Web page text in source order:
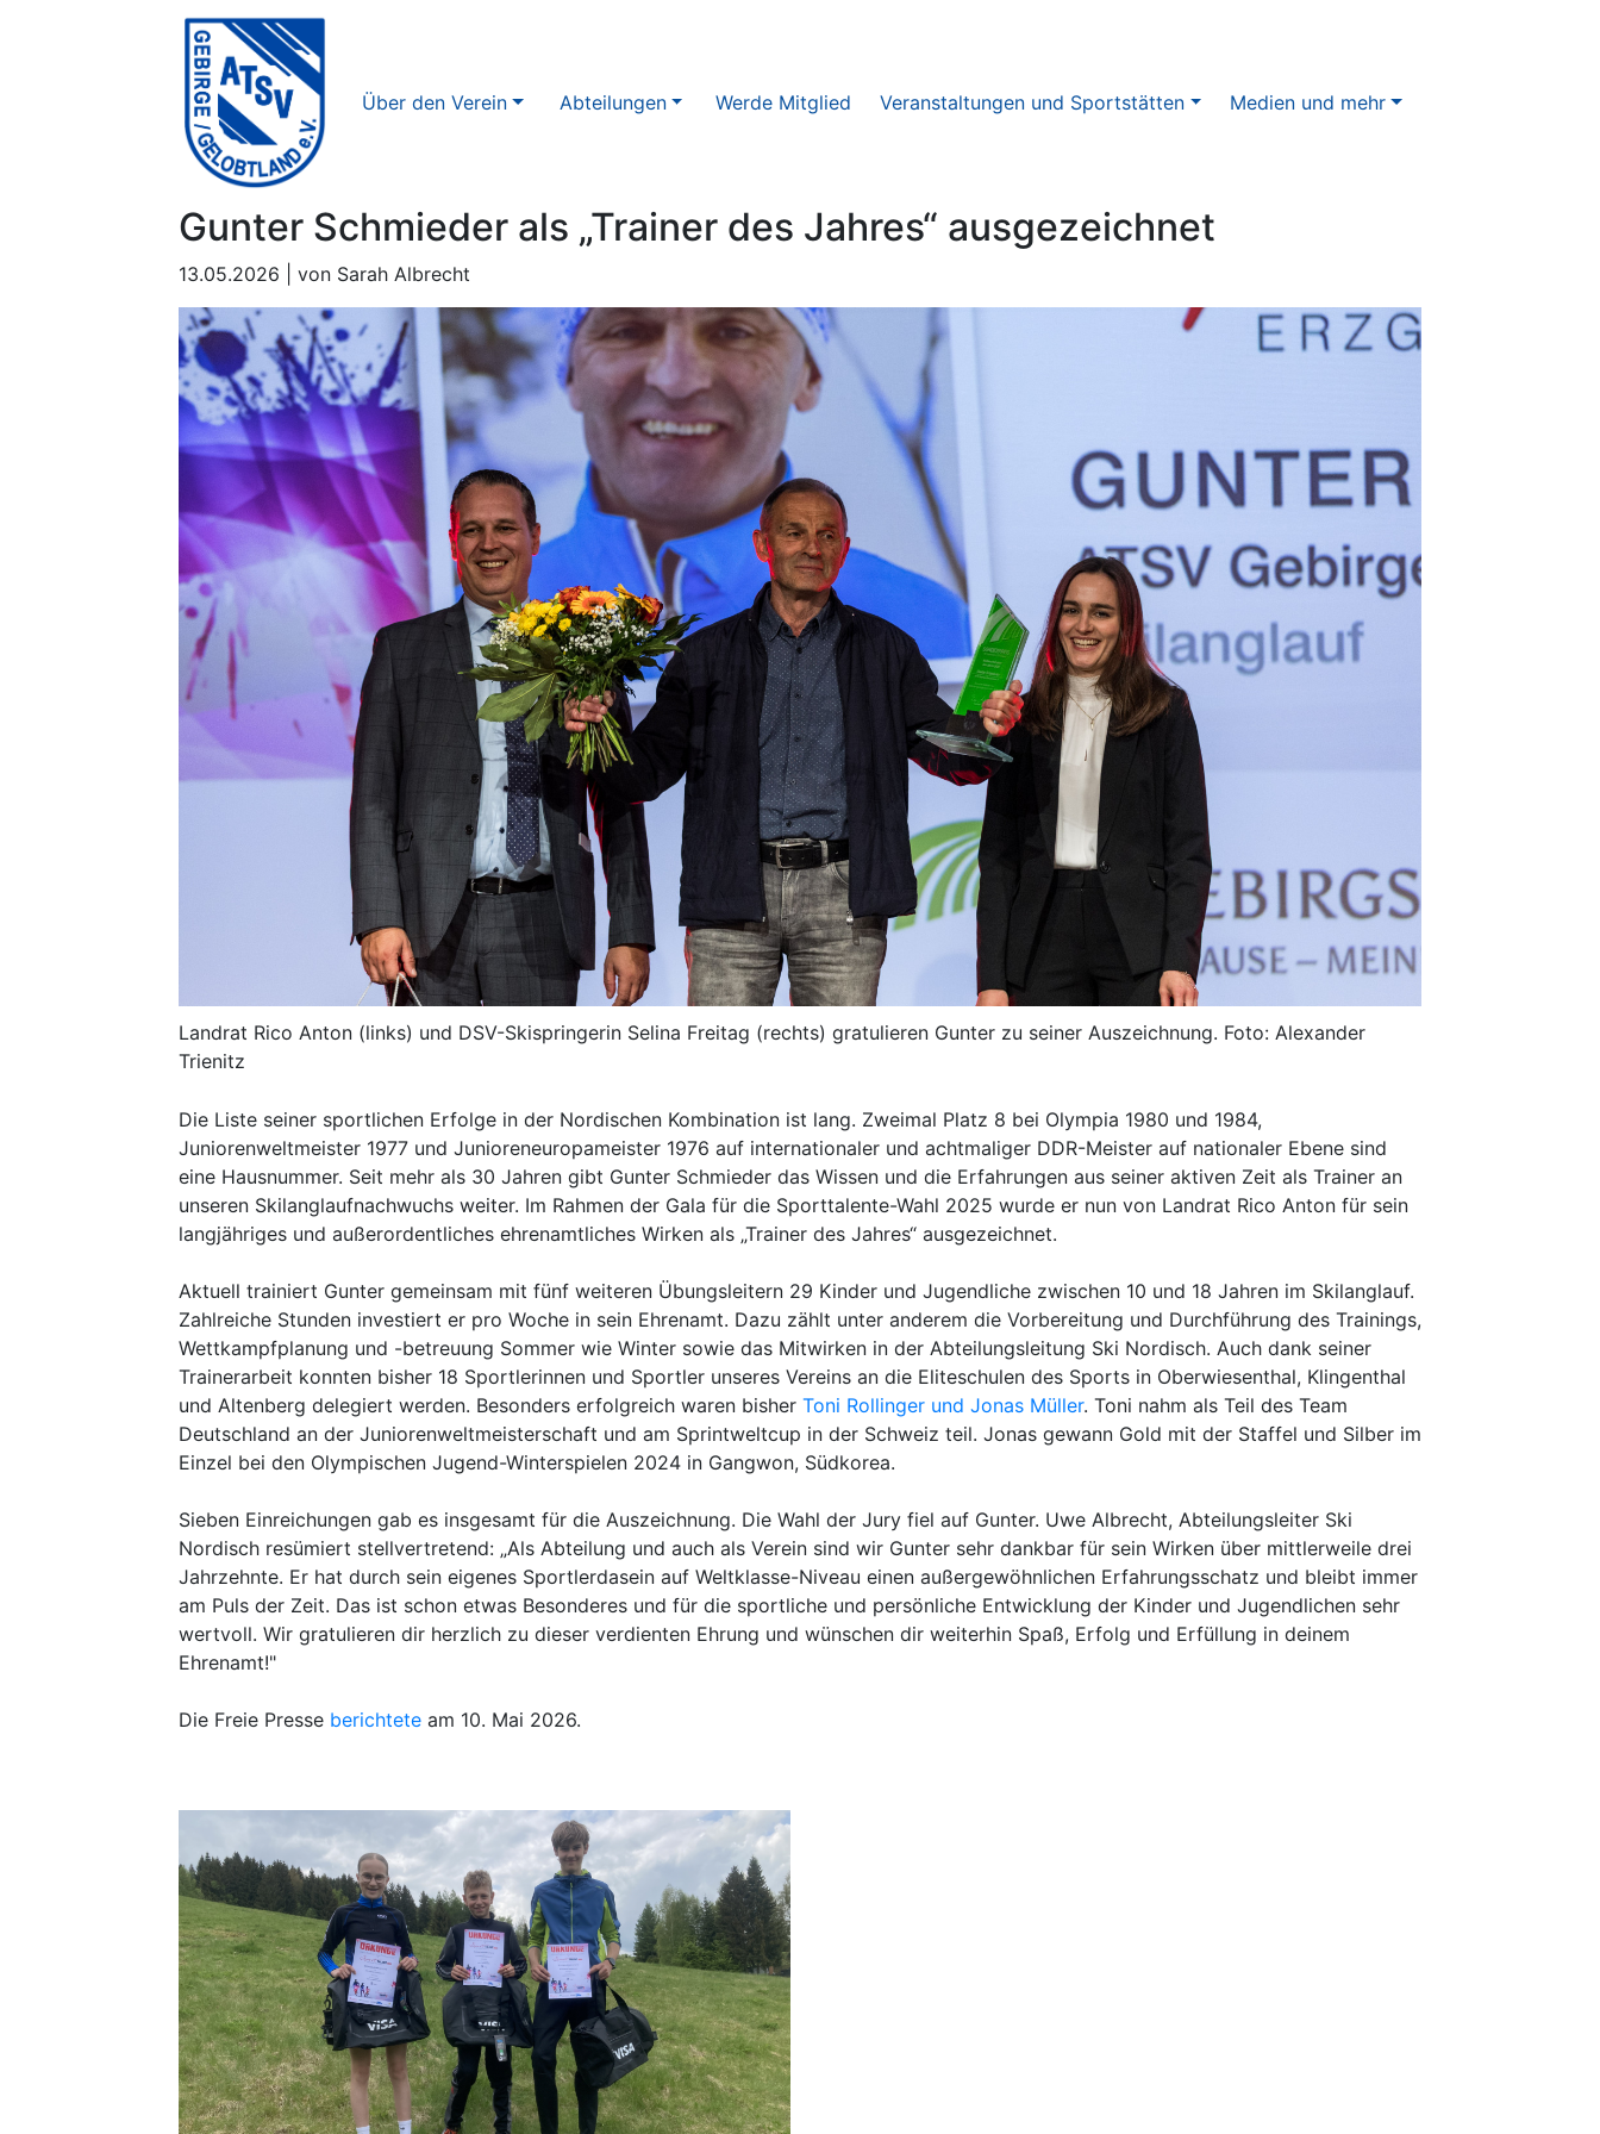
Über den Verein Abteilungen Werde Mitglied Veranstaltungen und Sportstätten Medien und mehr
Gunter Schmieder als „Trainer des Jahres“ ausgezeichnet
13.05.2026 | von Sarah Albrecht
Landrat Rico Anton (links) und DSV-Skispringerin Selina Freitag (rechts) gratulieren Gunter zu seiner Auszeichnung. Foto: Alexander
Trienitz
Die Liste seiner sportlichen Erfolge in der Nordischen Kombination ist lang. Zweimal Platz 8 bei Olympia 1980 und 1984,
Juniorenweltmeister 1977 und Junioreneuropameister 1976 auf internationaler und achtmaliger DDR-Meister auf nationaler Ebene sind
eine Hausnummer. Seit mehr als 30 Jahren gibt Gunter Schmieder das Wissen und die Erfahrungen aus seiner aktiven Zeit als Trainer an
unseren Skilanglaufnachwuchs weiter. Im Rahmen der Gala für die Sporttalente-Wahl 2025 wurde er nun von Landrat Rico Anton für sein
langjähriges und außerordentliches ehrenamtliches Wirken als „Trainer des Jahres“ ausgezeichnet.
Aktuell trainiert Gunter gemeinsam mit fünf weiteren Übungsleitern 29 Kinder und Jugendliche zwischen 10 und 18 Jahren im Skilanglauf.
Zahlreiche Stunden investiert er pro Woche in sein Ehrenamt. Dazu zählt unter anderem die Vorbereitung und Durchführung des Trainings,
Wettkampfplanung und -betreuung Sommer wie Winter sowie das Mitwirken in der Abteilungsleitung Ski Nordisch. Auch dank seiner
Trainerarbeit konnten bisher 18 Sportlerinnen und Sportler unseres Vereins an die Eliteschulen des Sports in Oberwiesenthal, Klingenthal
und Altenberg delegiert werden. Besonders erfolgreich waren bisher Toni Rollinger und Jonas Müller. Toni nahm als Teil des Team
Deutschland an der Juniorenweltmeisterschaft und am Sprintweltcup in der Schweiz teil. Jonas gewann Gold mit der Staffel und Silber im
Einzel bei den Olympischen Jugend-Winterspielen 2024 in Gangwon, Südkorea.
Sieben Einreichungen gab es insgesamt für die Auszeichnung. Die Wahl der Jury fiel auf Gunter. Uwe Albrecht, Abteilungsleiter Ski
Nordisch resümiert stellvertretend: „Als Abteilung und auch als Verein sind wir Gunter sehr dankbar für sein Wirken über mittlerweile drei
Jahrzehnte. Er hat durch sein eigenes Sportlerdasein auf Weltklasse-Niveau einen außergewöhnlichen Erfahrungsschatz und bleibt immer
am Puls der Zeit. Das ist schon etwas Besonderes und für die sportliche und persönliche Entwicklung der Kinder und Jugendlichen sehr
wertvoll. Wir gratulieren dir herzlich zu dieser verdienten Ehrung und wünschen dir weiterhin Spaß, Erfolg und Erfüllung in deinem
Ehrenamt!"
Die Freie Presse berichtete am 10. Mai 2026.